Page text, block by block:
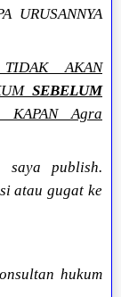
URUSANNYA
AKAN
SEBELUM
KAPAN Agra
publish.
atau gugat ke
hukum